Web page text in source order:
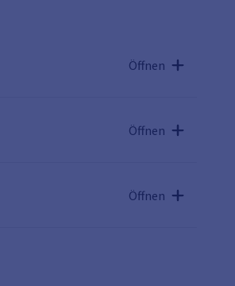
Öffnen
Öffnen
Öffnen